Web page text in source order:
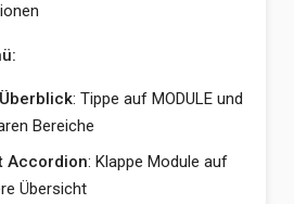
: Tippe auf MODULE und
Bereiche
Accordion: Klappe Module auf
Übersicht